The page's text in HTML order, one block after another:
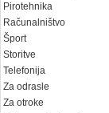
Pirotehnika
Računalništvo
Šport
Storitve
Telefonija
Za odrasle
Za otroke